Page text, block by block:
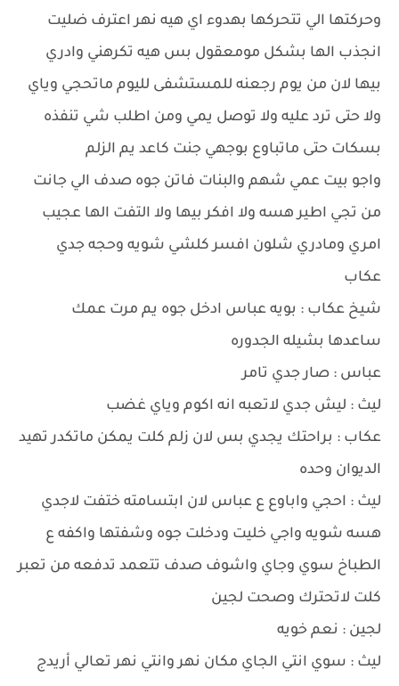
وحركتها الي تتحركها بهدوء اي هيه نهر اعترف ضليت
انجذب الها بشكل مومعقول بس هيه تكرهني وادري
بيها لان من يوم رجعنه للمستشفى لليوم ماتحجي وياي
ولا حتى ترد عليه ولا توصل يمي ومن اطلب شي تنفذه
بسكات حتى ماتباوع بوجهي جنت كاعد يم الزلم
واجو بيت عمي شهم والبنات فاتن جوه صدف الي جانت
من تجي اطير هسه ولا افكر بيها ولا التفت الها عجيب
امري ومادري شلون افسر كلشي شويه وحجه جدي
عكاب
شيخ عكاب : بويه عباس ادخل جوه يم مرت عمك
ساعدها بشيله الجدوره
عباس : صار جدي تامر
ليث : ليش جدي لاتعبه انه اكوم وياي غضب
عكاب : براحتك يجدي بس لان زلم كلت يمكن ماتكدر تهيد
الديوان وحده
ليث : احجي واباوع ع عباس لان ابتسامته ختفت لاجدي
هسه شويه واجي خليت ودخلت جوه وشفتها واكفه ع
الطباخ سوي وجاي واشوف صدف تتعمد تدفعه من تعبر
كلت لاتحترك وصحت لجين
لجين : نعم خويه
ليث : سوي انتي الجاي مكان نهر وانتي نهر تعالي أريدج